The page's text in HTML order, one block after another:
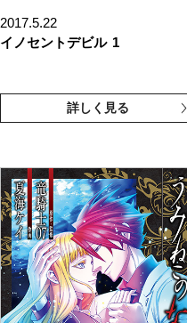
2017.5.22
イノセントデビル 1
詳しく見る